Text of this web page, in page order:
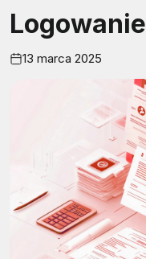
Logowanie
13 marca 2025